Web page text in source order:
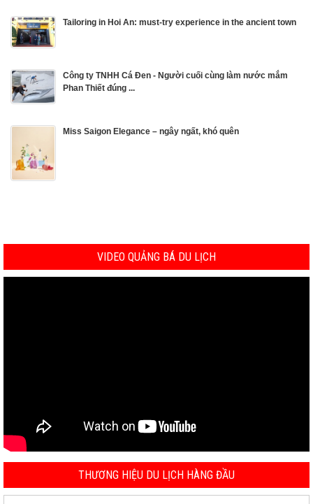
Tailoring in Hoi An: must-try experience in the ancient town
Công ty TNHH Cá Đen - Người cuối cùng làm nước mắm
Phan Thiết đúng ...
Miss Saigon Elegance – ngây ngất, khó quên
VIDEO QUẢNG BÁ DU LỊCH
THƯƠNG HIỆU DU LỊCH HÀNG ĐẦU